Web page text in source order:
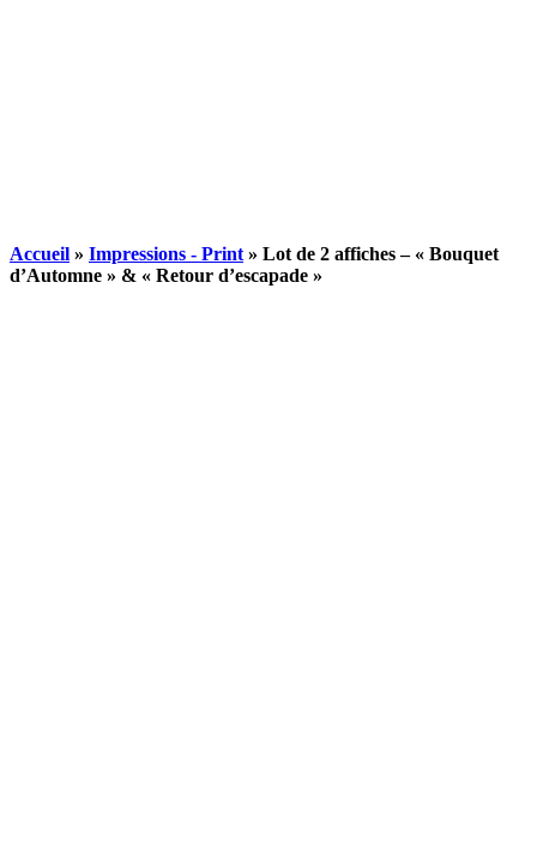
Accueil » Impressions - Print » Lot de 2 affiches – « Bouquet
d’Automne » & « Retour d’escapade »